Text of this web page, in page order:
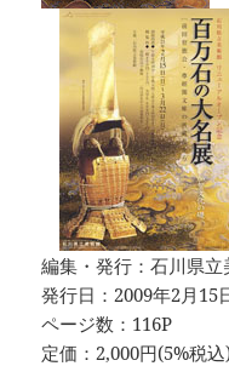
編集・発行：石川県立
発行日：2009年2月15
ページ数：116P
定価：2,000円(5%税